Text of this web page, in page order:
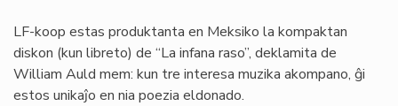
LF-koop estas produktanta en Meksiko la kompaktan
diskon (kun libreto) de “La infana raso”, deklamita de
William Auld mem: kun tre interesa muzika akompano, ĝi
estos unikaĵo en nia poezia eldonado.